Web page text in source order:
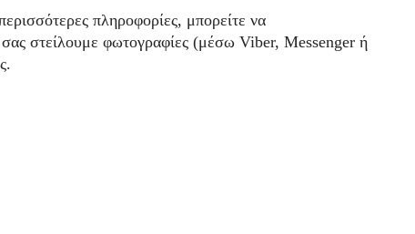
πληροφορίες, μπορείτε να
στείλουμε φωτογραφίες (μέσω Viber, Messenger ή